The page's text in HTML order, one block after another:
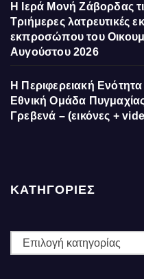
Η Ιερά Μονή Ζάβορδας
Τριήμερες λατρευτικές
εκπροσώπου του
Αυγούστου 2026
Η Περιφερειακή
Εθνική Ομάδα
Γρεβενά – (εικόνες +
ΚΑΤΗΓΟΡΙΕΣ
ΚΑΤΗΓΟΡΙΕΣ